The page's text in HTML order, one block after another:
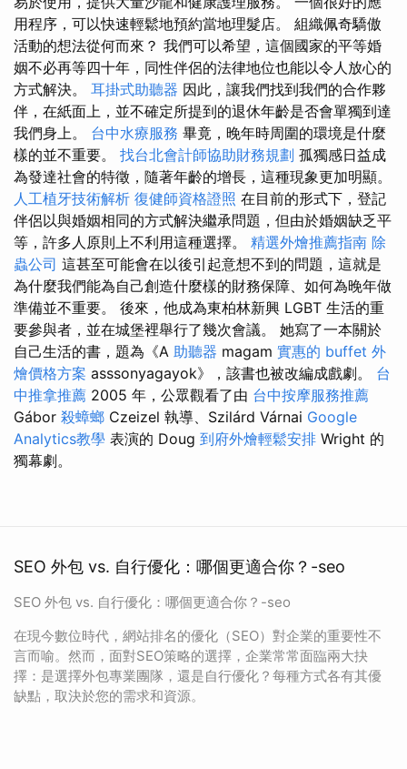
用程序，可以快速輕鬆地預約當地理髮店。 組織佩奇驕傲
活動的想法從何而來？ 我們可以希望，這個國家的平等婚
姻不必再等四十年，同性伴侶的法律地位也能以令人放心的
方式解決。 耳掛式助聽器 因此，讓我們找到我們的合作夥
伴，在紙面上，並不確定所提到的退休年齡是否會單獨到達
我們身上。 台中水療服務 畢竟，晚年時周圍的環境是什麼
樣的並不重要。 找台北會計師協助財務規劃 孤獨感日益成
為發達社會的特徵，隨著年齡的增長，這種現象更加明顯。
人工植牙技術解析 復健師資格證照 在目前的形式下，登記
伴侶以與婚姻相同的方式解決繼承問題，但由於婚姻缺乏平
等，許多人原則上不利用這種選擇。 精選外燴推薦指南 除
蟲公司 這甚至可能會在以後引起意想不到的問題，這就是
為什麼我們能為自己創造什麼樣的財務保障、如何為晚年做
準備並不重要。 後來，他成為東柏林新興 LGBT 生活的重
要參與者，並在城堡裡舉行了幾次會議。 她寫了一本關於
自己生活的書，題為《A 助聽器 magam 實惠的 buffet 外
燴價格方案 asssonyagayok》，該書也被改編成戲劇。 台
中推拿推薦 2005 年，公眾觀看了由 台中按摩服務推薦
Gábor 殺蟑螂 Czeizel 執導、Szilárd Várnai Google
Analytics教學 表演的 Doug 到府外燴輕鬆安排 Wright 的
獨幕劇。
SEO 外包 vs. 自行優化：哪個更適合你？-seo
SEO 外包 vs. 自行優化：哪個更適合你？-seo
在現今數位時代，網站排名的優化（SEO）對企業的重要性不
言而喻。然而，面對SEO策略的選擇，企業常常面臨兩大抉
擇：是選擇外包專業團隊，還是自行優化？每種方式各有其優
缺點，取決於您的需求和資源。